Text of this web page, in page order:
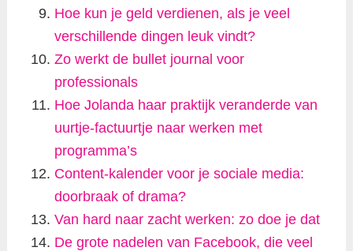
Hoe kun je geld verdienen, als je veel
verschillende dingen leuk vindt?
Zo werkt de bullet journal voor
professionals
Hoe Jolanda haar praktijk veranderde van
uurtje-factuurtje naar werken met
programma’s
Content-kalender voor je sociale media:
doorbraak of drama?
Van hard naar zacht werken: zo doe je dat
De grote nadelen van Facebook, die veel